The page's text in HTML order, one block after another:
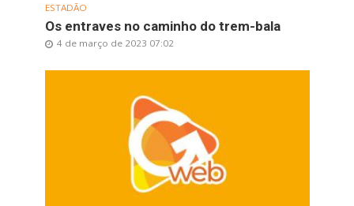
ESTADÃO
Os entraves no caminho do trem-bala
4 de março de 2023 07:02